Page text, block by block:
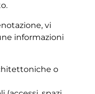
vi
informazioni
o